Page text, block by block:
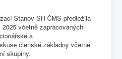
Stanov SH ČMS předložila
včetně zapracovaných
a
členské základny včetně
skupiny.